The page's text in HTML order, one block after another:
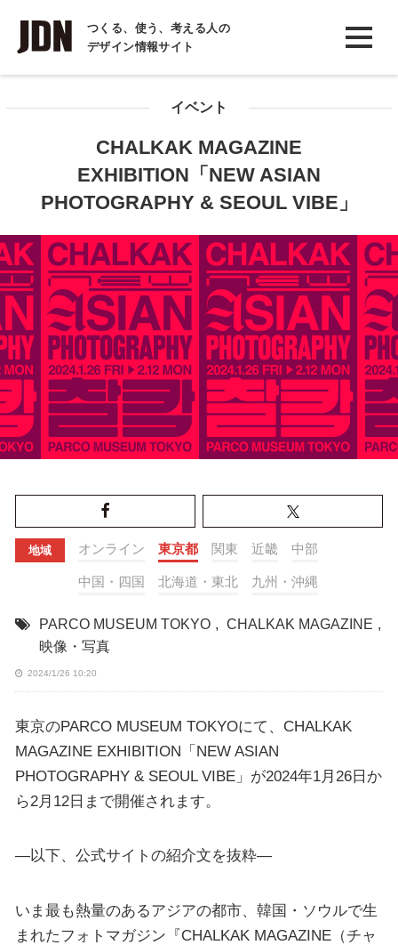
つくる、使う、考える人の
デザイン情報サイト
INTERVIEW
インタビュー
COLUMN
コラム
イベント
CHALKAK MAGAZINE
EXHIBITION「NEW ASIAN
PHOTOGRAPHY & SEOUL VIBE」
地域 オンライン 東京都 関東 近畿 中部
中国・四国 北海道・東北 九州・沖縄
PARCO MUSEUM TOKYO , CHALKAK MAGAZINE ,
映像・写真
2024/1/26 10:20
東京のPARCO MUSEUM TOKYOにて、CHALKAK
MAGAZINE EXHIBITION「NEW ASIAN
PHOTOGRAPHY & SEOUL VIBE」が2024年1月26日か
ら2月12日まで開催されます。
—以下、公式サイトの紹介文を抜粋—
いま最も熱量のあるアジアの都市、韓国・ソウルで生
まれたフォトマガジン『CHALKAK MAGAZINE（チャ